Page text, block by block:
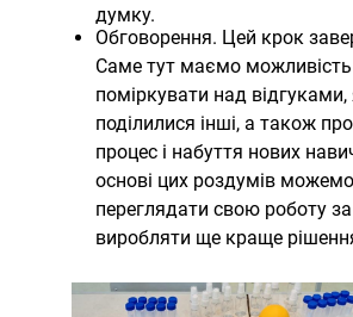
думку.
Обговорення. Цей крок
Саме тут маємо можливість
поміркувати над
поділилися інші, а також
процес і набуття нових
основі цих роздумів можемо
переглядати свою роботу
виробляти ще краще